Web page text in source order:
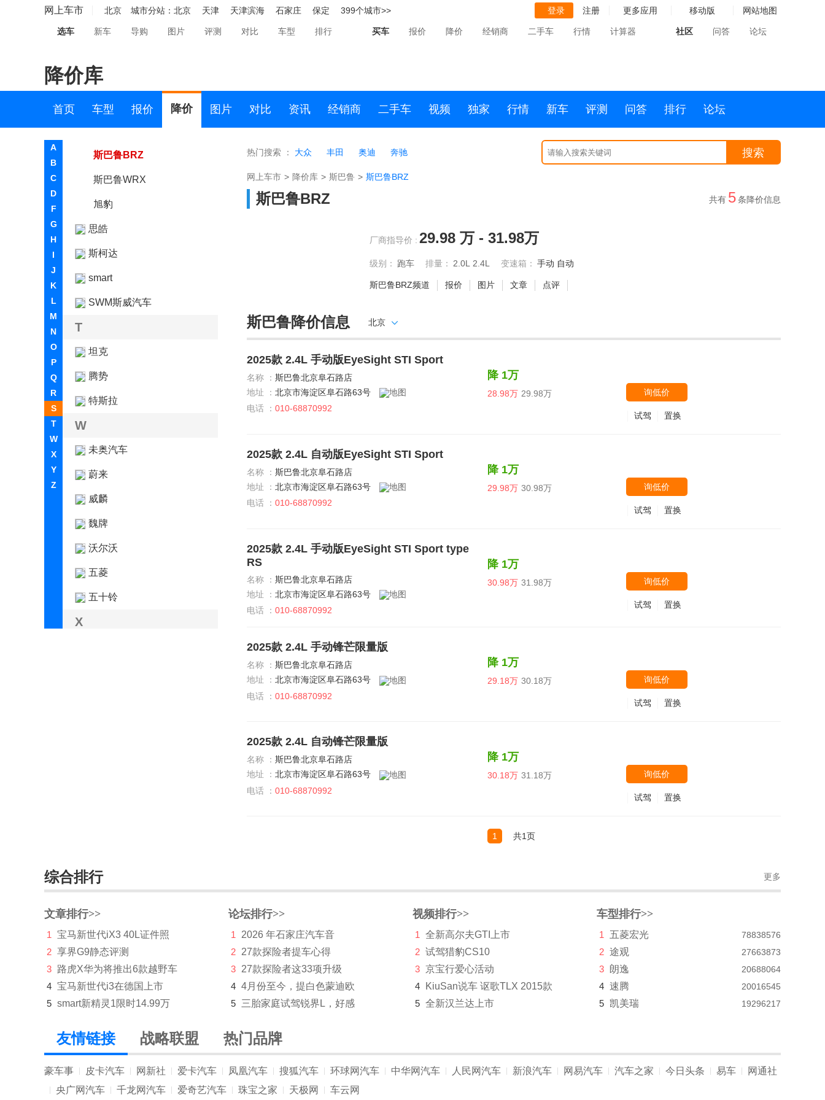
网上车市 北京 城市分站： 北京 天津 天津滨海 石家庄 保定 399个城市>> 登录 注册 更多应用 移动版 网站地图
选车 新车 导购 图片 评测 对比 车型 排行 买车 报价 降价 经销商 二手车 行情 计算器 社区 问答 论坛
降价库
首页 车型 报价 降价 图片 对比 资讯 经销商 二手车 视频 独家 行情 新车 评测 问答 排行 论坛
A
B
C
D
F
G
H
I
J
K
L
M
N
O
P
Q
R
S
T
W
X
Y
Z
示界
双龙
斯巴鲁
森林人
傲虎
斯巴鲁BRZ
斯巴鲁WRX
旭豹
思皓
斯柯达
smart
SWM斯威汽车
T
坦克
腾势
特斯拉
W
未奥汽车
蔚来
威麟
魏牌
沃尔沃
五菱
五十铃
X
奕境
英菲尼迪
萤火虫
英力士
依维柯
远航汽车
云度新能源
Z
热门搜索 ： 大众 丰田 奥迪 奔驰 搜索
网上车市 > 降价库 > 斯巴鲁 > 斯巴鲁BRZ
斯巴鲁BRZ 共有 5条降价信息
厂商指导价 : 29.98 万 - 31.98万
级别： 跑车 排量： 2.0L 2.4L 变速箱： 手动 自动
斯巴鲁BRZ频道 报价 图片 文章 点评
斯巴鲁降价信息 北京
2025款 2.4L 手动版EyeSight STI Sport
名称 ： 斯巴鲁北京阜石路店
地址 ： 北京市海淀区阜石路63号
电话 ： 010-68870992
降 1万
28.98万 29.98万 询低价
置换
试驾
2025款 2.4L 自动版EyeSight STI Sport
名称 ： 斯巴鲁北京阜石路店
地址 ： 北京市海淀区阜石路63号
电话 ： 010-68870992
降 1万
29.98万 30.98万 询低价
置换
试驾
2025款 2.4L 手动版EyeSight STI Sport type
RS
名称 ： 斯巴鲁北京阜石路店
地址 ： 北京市海淀区阜石路63号
电话 ： 010-68870992
降 1万
30.98万 31.98万 询低价
置换
试驾
2025款 2.4L 手动锋芒限量版
名称 ： 斯巴鲁北京阜石路店
地址 ： 北京市海淀区阜石路63号
电话 ： 010-68870992
降 1万
29.18万 30.18万 询低价
置换
试驾
2025款 2.4L 自动锋芒限量版
名称 ： 斯巴鲁北京阜石路店
地址 ： 北京市海淀区阜石路63号
电话 ： 010-68870992
降 1万
30.18万 31.18万 询低价
置换
试驾
1 共1页
综合排行 更多
文章排行>>
1
宝马新世代iX3 40L证件照
2 享界G9静态评测
3 路虎X华为将推出6款越野车
4 宝马新世代i3在德国上市
5 smart新精灵1限时14.99万
论坛排行>>
1
2026 年石家庄汽车音
2 27款探险者提车心得
3 27款探险者这33项升级
4 4月份至今，提白色蒙迪欧
5 三胎家庭试驾锐界L，好感
视频排行>>
1
全新高尔夫GTI上市
2 试驾猎豹CS10
3 京宝行爱心活动
4
KiuSan说车 讴歌TLX 2015款
5 全新汉兰达上市
车型排行>>
1 五菱宏光 78838576
2 途观 27663873
3 朗逸 20688064
4 速腾 20016545
5 凯美瑞 19296217
友情链接 战略联盟 热门品牌
豪车事 皮卡汽车 网新社 爱卡汽车 凤凰汽车 搜狐汽车 环球网汽车 中华网汽车 人民网汽车 新浪汽车 网易汽车 汽车之家 今日头条 易车 网通社
央广网汽车 千龙网汽车 爱奇艺汽车 珠宝之家 天极网 车云网